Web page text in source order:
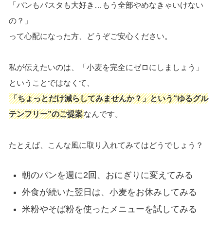
「パンもパスタも大好き…もう全部やめなきゃいけない
の？」
って心配になった方、どうぞご安心ください。
私が伝えたいのは、「小麦を完全にゼロにしましょう」
ということではなくて、
「ちょっとだけ減らしてみませんか？」という“ゆるグル
テンフリー”のご提案なんです。
たとえば、こんな風に取り入れてみてはどうでしょう？
朝のパンを週に2回、おにぎりに変えてみる
外食が続いた翌日は、小麦をお休みしてみる
米粉やそば粉を使ったメニューを試してみる